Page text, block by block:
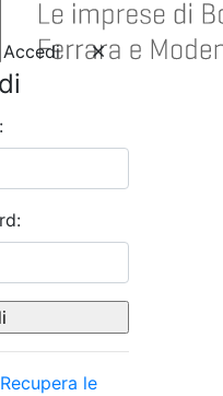
Accedi
Recupera le